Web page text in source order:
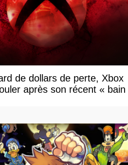
de dollars de perte, Xbox
après son récent « bain